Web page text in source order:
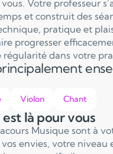
Votre professeur
et construit des
pratique et
progresser
dans votre
Violon Chant
est là pour vous
Musique sont à
envies, votre niveau